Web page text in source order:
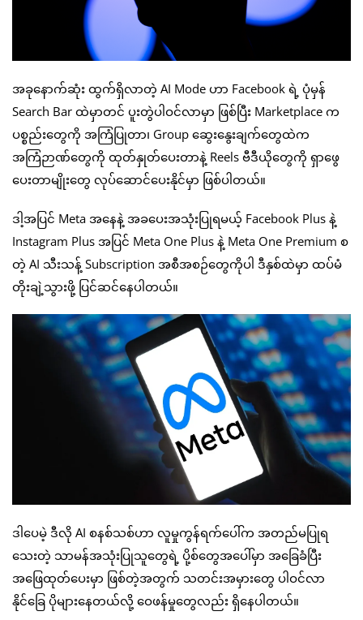
အခုနောက်ဆုံး ထွက်ရှိလာတဲ့ AI Mode ဟာ Facebook ရဲ့ ပုံမှန်
Search Bar ထဲမှာတင် ပူးတွဲပါဝင်လာမှာ ဖြစ်ပြီး Marketplace က
ပစ္စည်းတွေကို အကြံပြုတာ၊ Group ဆွေးနွေးချက်တွေထဲက
အကြံဉာဏ်တွေကို ထုတ်နှုတ်ပေးတာနဲ့ Reels ဗီဒီယိုတွေကို ရှာဖွေ
ပေးတာမျိုးတွေ လုပ်ဆောင်ပေးနိုင်မှာ ဖြစ်ပါတယ်။
ဒါ့အပြင် Meta အနေနဲ့ အခပေးအသုံးပြုရမယ့် Facebook Plus နဲ့
Instagram Plus အပြင် Meta One Plus နဲ့ Meta One Premium စ
တဲ့ AI သီးသန့် Subscription အစီအစဉ်တွေကိုပါ ဒီနှစ်ထဲမှာ ထပ်မံ
တိုးချဲ့သွားဖို့ ပြင်ဆင်နေပါတယ်။
ဒါပေမဲ့ ဒီလို AI စနစ်သစ်ဟာ လူမှုကွန်ရက်ပေါ်က အတည်မပြုရ
သေးတဲ့ သာမန်အသုံးပြုသူတွေရဲ့ ပို့စ်တွေအပေါ်မှာ အခြေခံပြီး
အဖြေထုတ်ပေးမှာ ဖြစ်တဲ့အတွက် သတင်းအမှားတွေ ပါဝင်လာ
နိုင်ခြေ ပိုများနေတယ်လို့ ဝေဖန်မှုတွေလည်း ရှိနေပါတယ်။